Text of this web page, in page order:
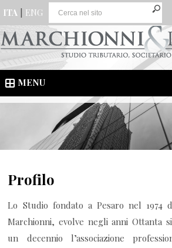
ITA ENG
MENU
Profilo
Lo Studio fondato a Pesaro nel 1974
Marchionni, evolve negli anni Ottanta
un decennio l’associazione